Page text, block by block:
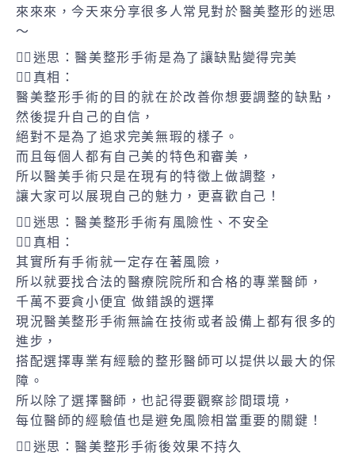
來來來，今天來分享很多人常見對於醫美整形的迷思
～
🙋‍♀️迷思：醫美整形手術是為了讓缺點變得完美
👨‍⚕️真相：
醫美整形手術的目的就在於改善你想要調整的缺點，
然後提升自己的自信，
絕對不是為了追求完美無瑕的樣子。
而且每個人都有自己美的特色和審美，
所以醫美手術只是在現有的特徵上做調整，
讓大家可以展現自己的魅力，更喜歡自己！
🙋‍♀️迷思：醫美整形手術有風險性、不安全
👨‍⚕️真相：
其實所有手術就一定存在著風險，
所以就要找合法的醫療院院所和合格的專業醫師，
千萬不要貪小便宜 做錯誤的選擇
現況醫美整形手術無論在技術或者設備上都有很多的
進步，
搭配選擇專業有經驗的整形醫師可以提供以最大的保
障。
所以除了選擇醫師，也記得要觀察診間環境，
每位醫師的經驗值也是避免風險相當重要的關鍵！
🙋‍♀️迷思：醫美整形手術後效果不持久